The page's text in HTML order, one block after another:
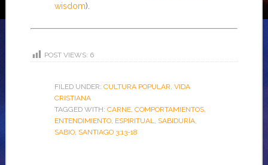
wisdom).
POST VIEWS: 6
FILED UNDER: CULTURA POPULAR VIDA
CRISTIANA
TAGGED WITH: CARNE, COMPORTAMIENTOS,
ENTENDIMIENTO, ESPIRITUAL SABIDURÍA,
SABIO, SANTIAGO 3:13-18